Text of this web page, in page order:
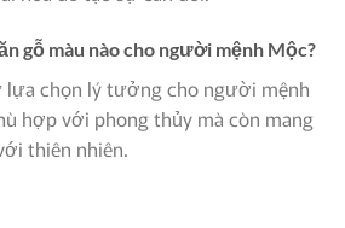
gỗ màu nào cho người mệnh Mộc?
lựa chọn lý tưởng cho người mệnh
hợp với phong thủy mà còn mang
thiên nhiên.